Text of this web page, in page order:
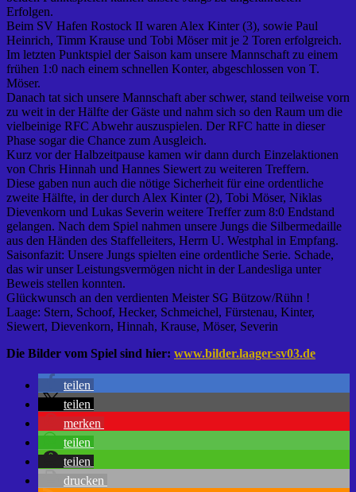
Erfolgen.
Beim SV Hafen Rostock II waren Alex Kinter (3), sowie Paul
Heinrich, Timm Krause und Tobi Möser mit je 2 Toren erfolgreich.
Im letzten Punktspiel der Saison kam unsere Mannschaft zu einem
frühen 1:0 nach einem schnellen Konter, abgeschlossen von T.
Möser.
Danach tat sich unsere Mannschaft aber schwer, stand teilweise vorn
zu weit in der Hälfte der Gäste und nahm sich so den Raum um die
vielbeinige RFC Abwehr auszuspielen. Der RFC hatte in dieser
Phase sogar die Chance zum Ausgleich.
Kurz vor der Halbzeitpause kamen wir dann durch Einzelaktionen
von Chris Hinnah und Hannes Siewert zu weiteren Treffern.
Diese gaben nun auch die nötige Sicherheit für eine ordentliche
zweite Hälfte, in der durch Alex Kinter (2), Tobi Möser, Niklas
Dievenkorn und Lukas Severin weitere Treffer zum 8:0 Endstand
gelangen. Nach dem Spiel nahmen unsere Jungs die Silbermedaille
aus den Händen des Staffelleiters, Herrn U. Westphal in Empfang.
Saisonfazit: Unsere Jungs spielten eine ordentliche Serie. Schade,
das wir unser Leistungsvermögen nicht in der Landesliga unter
Beweis stellen konnten.
Glückwunsch an den verdienten Meister SG Bützow/Rühn !
Laage: Stern, Schoof, Hecker, Schmeichel, Fürstenau, Kinter,
Siewert, Dievenkorn, Hinnah, Krause, Möser, Severin
Die Bilder vom Spiel sind hier: www.bilder.laager-sv03.de
teilen
teilen
merken
teilen
teilen
drucken